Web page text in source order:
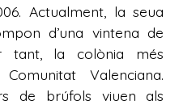
Actualment, la seua
d’una vintena de
tant, la colònia més
Valenciana.
de brúfols viuen als